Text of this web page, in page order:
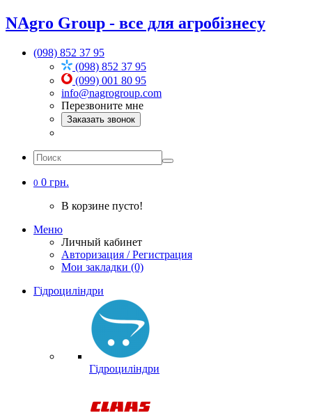
NAgro Group - все для агробізнесу
(098) 852 37 95
(098) 852 37 95
(099) 001 80 95
info@nagrogroup.com
Перезвоните мне
Заказать звонок
0 0 грн.
В корзине пусто!
Меню
Личный кабинет
Авторизация / Регистрация
Мои закладки (0)
Гідроциліндри
Гідроциліндри